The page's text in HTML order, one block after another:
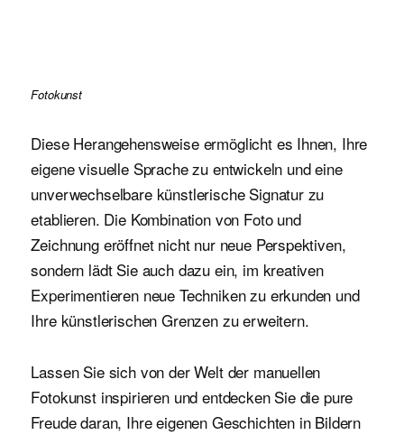
Fotokunst
Diese Herangehensweise ermöglicht es Ihnen, Ihre
eigene visuelle Sprache zu entwickeln und eine
unverwechselbare künstlerische Signatur zu
etablieren. Die Kombination von Foto und
Zeichnung eröffnet nicht nur neue Perspektiven,
sondern lädt Sie auch dazu ein, im kreativen
Experimentieren neue Techniken zu erkunden und
Ihre künstlerischen Grenzen zu erweitern.
Lassen Sie sich von der Welt der manuellen
Fotokunst inspirieren und entdecken Sie die pure
Freude daran, Ihre eigenen Geschichten in Bildern